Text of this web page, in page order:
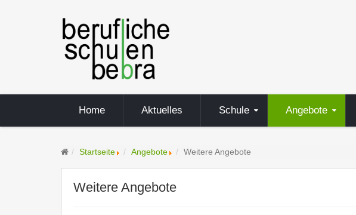
Home Aktuelles Schule Angebote
Startseite Angebote Weitere Angebote
Weitere Angebote